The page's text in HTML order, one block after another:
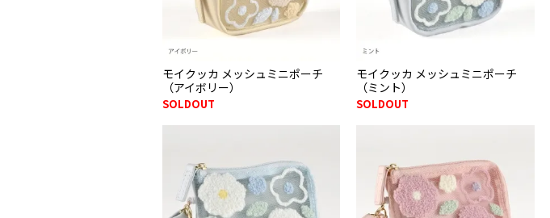
モイクッカ メッシュミニポーチ
（アイボリー）
SOLDOUT
モイクッカ メッシュミニポーチ
（ミント）
SOLDOUT